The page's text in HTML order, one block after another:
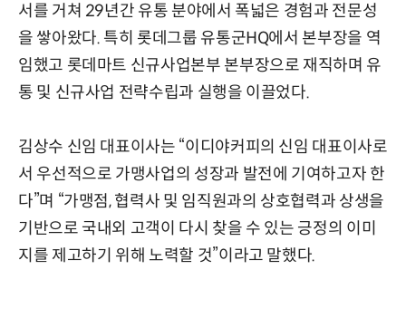
서를 거쳐 29년간 유통 분야에서 폭넓은 경험과 전문성
을 쌓아왔다. 특히 롯데그룹 유통군HQ에서 본부장을 역
임했고 롯데마트 신규사업본부 본부장으로 재직하며 유
통 및 신규사업 전략수립과 실행을 이끌었다.
김상수 신임 대표이사는 “이디야커피의 신임 대표이사로
서 우선적으로 가맹사업의 성장과 발전에 기여하고자 한
다”며 “가맹점, 협력사 및 임직원과의 상호협력과 상생을
기반으로 국내외 고객이 다시 찾을 수 있는 긍정의 이미
지를 제고하기 위해 노력할 것”이라고 말했다.